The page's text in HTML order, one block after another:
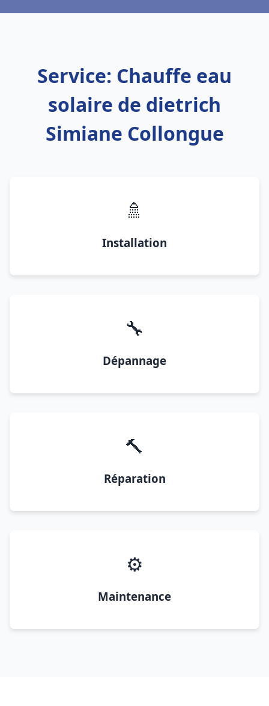
Service: Chauffe eau
solaire de dietrich
Simiane Collongue
🚿
Installation
🔧
Dépannage
🔨
Réparation
⚙️
Maintenance